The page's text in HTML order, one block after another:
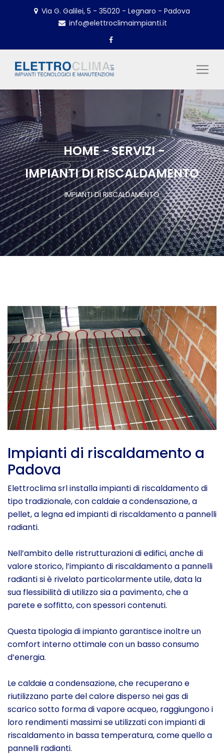
Via G. Galilei, 5 - 35020 - Legnaro - Padova
info@elettroclimaimpianti.it
HOME
SERVIZI
IMPIANTI DI RISCALDAMENTO
IMPIANTI DI RISCALDAMENTO
Impianti di riscaldamento a
Padova
Elettroclima srl installa impianti di riscaldamento di
tipo tradizionale, con caldaie a condensazione, a
pellet, a legna ed impianti di riscaldamento a pannelli
radianti.
Nell’ambito delle ristrutturazioni di edifici, anche di
valore storico, l’impianto di riscaldamento a pannelli
radianti si è rivelato particolarmente utile, data la
sua flessibilità di utilizzo sia a pavimento, che a
parete e soffitto, con spessori contenuti.
Questa tipologia di impianto garantisce inoltre un
comfort interno ottimale con un basso consumo
d’energia.
Le caldaie a condensazione, che recuperano e
riutilizzano parte del calore disperso nei gas di
scarico sotto forma di vapore acqueo, raggiungono i
loro rendimenti massimi se utilizzati con impianti di
riscaldamento in bassa temperatura, come quello a
pannelli radianti.